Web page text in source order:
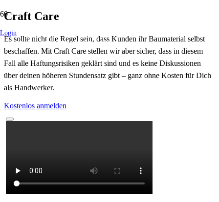
Login
Craft Care
Es sollte nicht die Regel sein, dass Kunden ihr Baumaterial selbst
beschaffen. Mit Craft Care stellen wirabersicher, dass in diesem
Fall alle Haftungsrisiken geklärt sind und es keine Diskussionen
über deinen höheren Stundensatz gibt – ganz ohne Kosten für Dich
als Handwerker.
Kostenlos anmelden
Waschmaschine, Trockner, Spühlmaschine
Sensorik, Aktorik, Unterverteiler, Display
Wallbox, Ladesäulen, Stecker
Wärmepumpen, Durchlauferhitzer, Lüftungsgeräte
Armaturen, WCs, Waschtische